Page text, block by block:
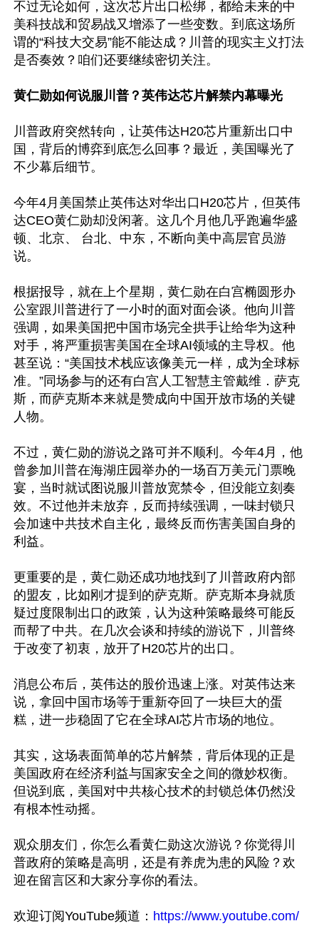
不过无论如何，这次芯片出口松绑，都给未来的中
美科技战和贸易战又增添了一些变数。到底这场所
谓的“科技大交易”能不能达成？川普的现实主义打法
是否奏效？咱们还要继续密切关注。
黄仁勋如何说服川普？英伟达芯片解禁内幕曝光
川普政府突然转向，让英伟达H20芯片重新出口中
国，背后的博弈到底怎么回事？最近，美国曝光了
不少幕后细节。
今年4月美国禁止英伟达对华出口H20芯片，但英伟
达CEO黄仁勋却没闲著。这几个月他几乎跑遍华盛
顿、北京、 台北、中东，不断向美中高层官员游
说。
根据报导，就在上个星期，黄仁勋在白宫椭圆形办
公室跟川普进行了一小时的面对面会谈。他向川普
强调，如果美国把中国市场完全拱手让给华为这种
对手，将严重损害美国在全球AI领域的主导权。他
甚至说：“美国技术栈应该像美元一样，成为全球标
准。”同场参与的还有白宫人工智慧主管戴维．萨克
斯，而萨克斯本来就是赞成向中国开放市场的关键
人物。
不过，黄仁勋的游说之路可并不顺利。今年4月，他
曾参加川普在海湖庄园举办的一场百万美元门票晚
宴，当时就试图说服川普放宽禁令，但没能立刻奏
效。不过他并未放弃，反而持续强调，一味封锁只
会加速中共技术自主化，最终反而伤害美国自身的
利益。
更重要的是，黄仁勋还成功地找到了川普政府内部
的盟友，比如刚才提到的萨克斯。萨克斯本身就质
疑过度限制出口的政策，认为这种策略最终可能反
而帮了中共。在几次会谈和持续的游说下，川普终
于改变了初衷，放开了H20芯片的出口。
消息公布后，英伟达的股价迅速上涨。对英伟达来
说，拿回中国市场等于重新夺回了一块巨大的蛋
糕，进一步稳固了它在全球AI芯片市场的地位。
其实，这场表面简单的芯片解禁，背后体现的正是
美国政府在经济利益与国家安全之间的微妙权衡。
但说到底，美国对中共核心技术的封锁总体仍然没
有根本性动摇。
观众朋友们，你怎么看黄仁勋这次游说？你觉得川
普政府的策略是高明，还是有养虎为患的风险？欢
迎在留言区和大家分享你的看法。
欢迎订阅YouTube频道： https://www.youtube.com/